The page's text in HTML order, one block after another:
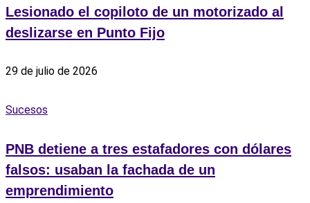
Lesionado el copiloto de un motorizado al
deslizarse en Punto Fijo
29 de julio de 2026
Sucesos
PNB detiene a tres estafadores con dólares
falsos: usaban la fachada de un
emprendimiento